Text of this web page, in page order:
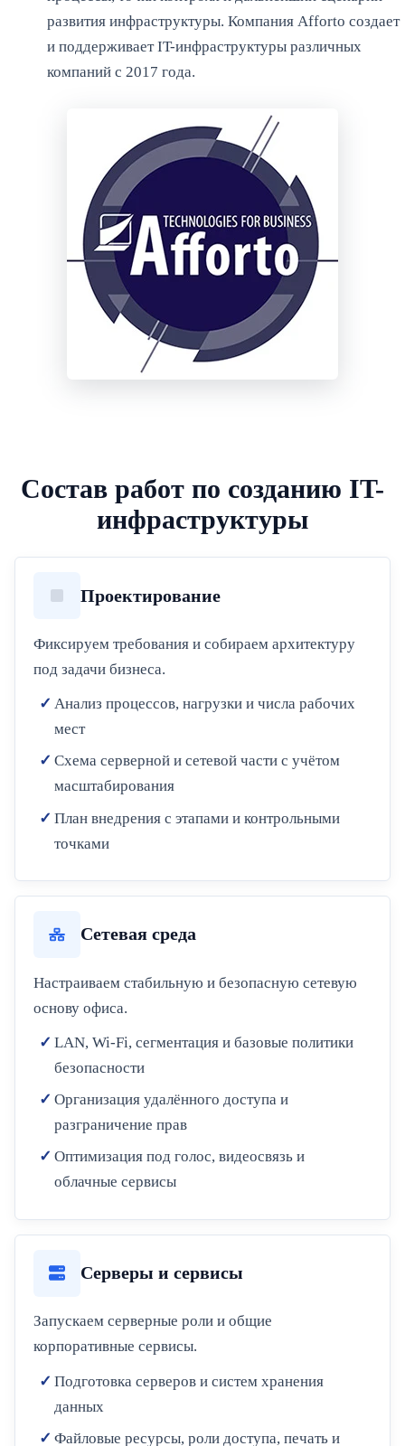
развития инфраструктуры. Компания Afforto создает
и поддерживает IT-инфраструктуры различных
компаний с 2017 года.
Состав работ по созданию IT-
инфраструктуры
Проектирование
Фиксируем требования и собираем архитектуру
под задачи бизнеса.
Анализ процессов, нагрузки и числа рабочих
мест
Схема серверной и сетевой части с учётом
масштабирования
План внедрения с этапами и контрольными
точками
Сетевая среда
Настраиваем стабильную и безопасную сетевую
основу офиса.
LAN, Wi-Fi, сегментация и базовые политики
безопасности
Организация удалённого доступа и
разграничение прав
Оптимизация под голос, видеосвязь и
облачные сервисы
Серверы и сервисы
Запускаем серверные роли и общие
корпоративные сервисы.
Подготовка серверов и систем хранения
данных
Файловые ресурсы, роли доступа, печать и